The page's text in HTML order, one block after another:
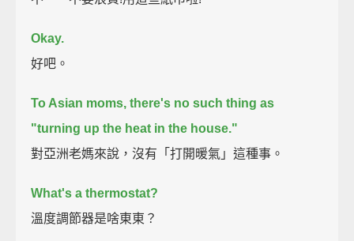
Okay.
好吧。
To Asian moms, there's no such thing as
"turning up the heat in the house."
對亞洲老媽來說，沒有「打開暖氣」這種事。
What's a thermostat?
溫度調節器是啥東東？